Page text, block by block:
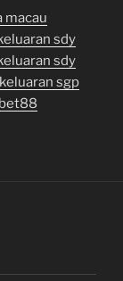
macau
sdy
sdy
keluaran sgp